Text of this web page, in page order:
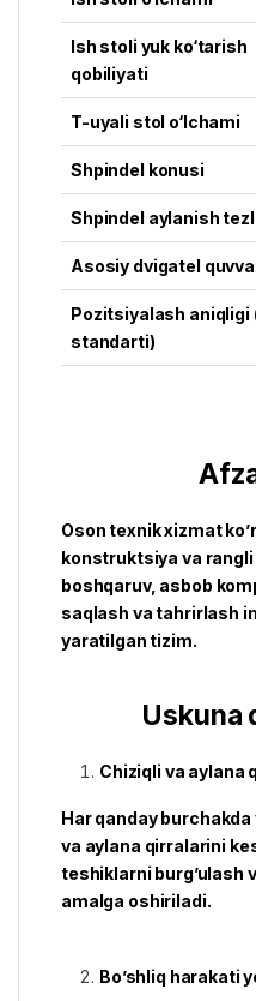
Ish stoli yuk ko‘tarish
qobiliyati
T-uyali stol o‘lchami
Shpindel konusi
Shpindel aylanish
Asosiy dvigatel
Pozitsiyalash aniqligi
standarti)
Osоn texnik xizmat
konstruktsiya va
boshqaruv, asbob
saqlash va tahrirlash
yaratilgan tizim.
Uskuna
Chiziqli va aylana
Har qanday
va aylana qirralarini
teshiklarni burg’ulash
amalga oshiriladi.
Bo’shliq harakati